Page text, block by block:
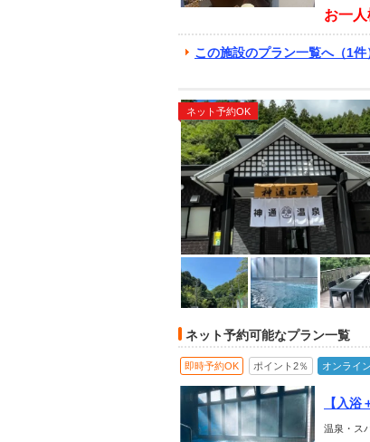
お一
この施設のプラン一覧へ（1件
ネット予約OK
ネット予約可能なプラン一覧
即時予約OK ポイント2％ オンライ
【入
温泉・ス